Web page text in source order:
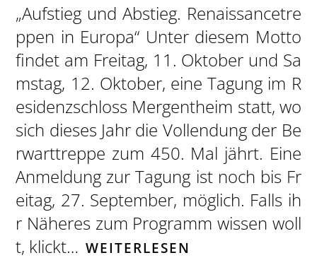
„Aufstieg und Abstieg. Renaissancetre
ppen in Europa“ Unter diesem Motto
findet am Freitag, 11. Oktober und Sa
mstag, 12. Oktober, eine Tagung im R
esidenzschloss Mergentheim statt, wo
sich dieses Jahr die Vollendung der Be
rwarttreppe zum 450. Mal jährt. Eine
Anmeldung zur Tagung ist noch bis Fr
eitag, 27. September, möglich. Falls ih
r Näheres zum Programm wissen woll
t, klickt… WEITERLESEN